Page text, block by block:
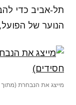
תל-אביב כדי
הנוער של
מייצג את הנבחרת (מתוך